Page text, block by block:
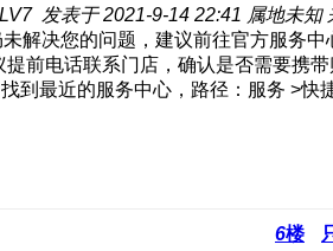
LV7 发表于 2021-9-14 22:41 属地未知
解决您的问题，建议前往官方服务中
前电话联系门店，确认是否需要携
到最近的服务中心，路径：服务 >快
6楼